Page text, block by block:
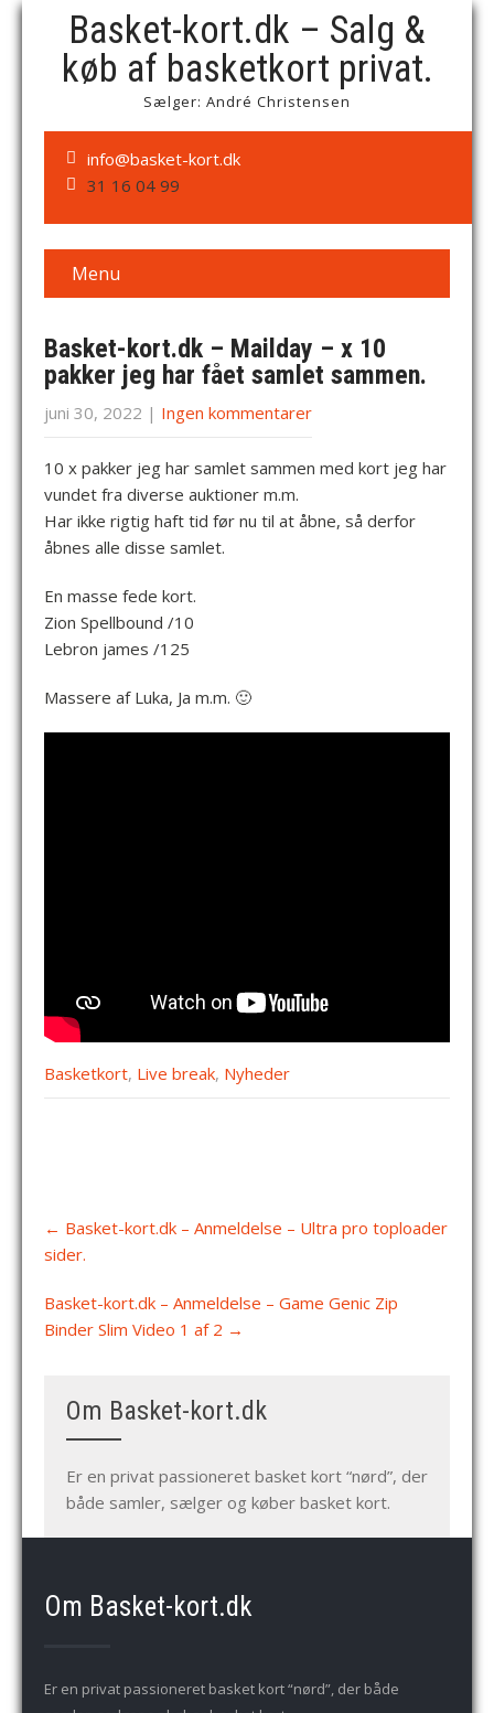
Basket-kort.dk – Salg &
køb af basketkort privat.
Sælger: André Christensen
info@basket-kort.dk
31 16 04 99
Menu
Basket-kort.dk – Mailday – x 10
pakker jeg har fået samlet sammen.
juni 30, 2022 | Ingen kommentarer
10 x pakker jeg har samlet sammen med kort jeg har
vundet fra diverse auktioner m.m.
Har ikke rigtig haft tid før nu til at åbne, så derfor
åbnes alle disse samlet.
En masse fede kort.
Zion Spellbound /10
Lebron james /125
Massere af Luka, Ja m.m. 🙂
Basketkort, Live break, Nyheder
navigation
← Basket-kort.dk – Anmeldelse – Ultra pro toploader
sider.
Basket-kort.dk – Anmeldelse – Game Genic Zip
Binder Slim Video 1 af 2 →
Om Basket-kort.dk
Er en privat passioneret basket kort “nørd”, der
både samler, sælger og køber basket kort.
Om Basket-kort.dk
Er en privat passioneret basket kort “nørd”, der både